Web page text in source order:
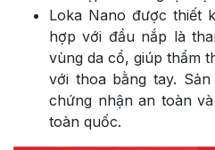
Loka Nano được thiết
hợp với đầu nắp là
vùng da cổ, giúp thẩm
với thoa bằng tay.
chứng nhận an toàn
toàn quốc.